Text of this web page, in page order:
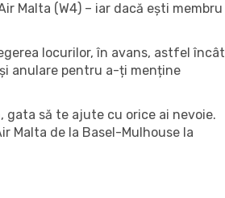
Malta (W4) – iar dacă ești membru
locurilor, în avans, astfel încât
anulare pentru a-ți menține
gata să te ajute cu orice ai nevoie.
Malta de la Basel-Mulhouse la